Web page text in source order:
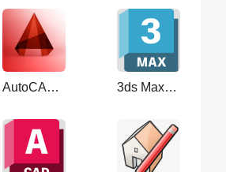
AutoCAD2020破解版【CAD2020下载】中文激活版 3ds Max2026 中文完整版